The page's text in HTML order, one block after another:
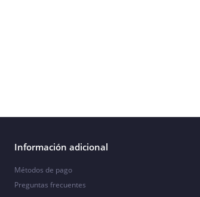
Información adicional
Métodos de pago
Preguntas frecuentes